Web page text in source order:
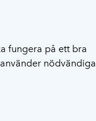
fungera på ett bra
nödvändiga